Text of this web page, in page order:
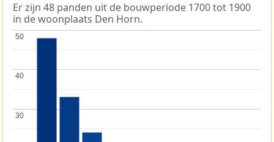
Er zijn 48 panden uit de bouwperiode 1700 tot 1900
in de woonplaats Den Horn.
30
30
40
40
50
50